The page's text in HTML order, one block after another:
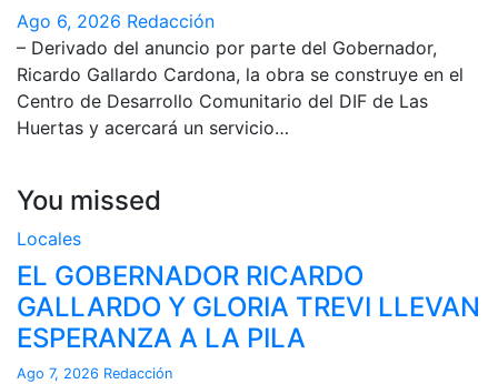
Ago 6, 2026 Redacción
– Derivado del anuncio por parte del Gobernador,
Ricardo Gallardo Cardona, la obra se construye en el
Centro de Desarrollo Comunitario del DIF de Las
Huertas y acercará un servicio…
You missed
Locales
EL GOBERNADOR RICARDO
GALLARDO Y GLORIA TREVI LLEVAN
ESPERANZA A LA PILA
Ago 7, 2026 Redacción